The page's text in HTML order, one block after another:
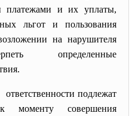
платежами и их уплаты,
льгот и пользования
на нарушителя
определенные
подлежат
совершения